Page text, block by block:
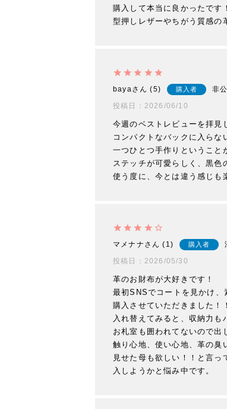
購入して本当に良かったです！
baya 5 購入者
非
投稿日
2026/06/10
今週のベストレビューを拝見
コンパクトなバックに入らな
一つひとつ手作りということ
ステッチが可愛らしく、黒色
使う度に、今とは違う感じも
マメナナ 1 購入者
投稿日
2026/05/30
革のお財布が大好きです！
最初SNSでコートを見かけ、
購入させていただきました！！
入れ替えてみると、収納力も
お札室も囲われてないので出
触り心地、使い心地、革の臭
見せた母も欲しい！！と言
入しようかと悩み中です。